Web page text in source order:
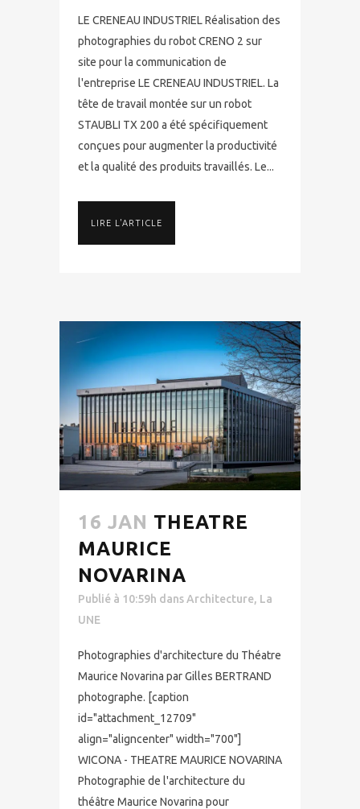
LE CRENEAU INDUSTRIEL Réalisation des
photographies du robot CRENO 2 sur
site pour la communication de
l'entreprise LE CRENEAU INDUSTRIEL. La
tête de travail montée sur un robot
STAUBLI TX 200 a été spécifiquement
conçues pour augmenter la productivité
et la qualité des produits travaillés. Le...
LIRE L'ARTICLE
16 JAN THEATRE
MAURICE
NOVARINA
Publié à 10:59h dansArchitecture, La
UNE
Photographies d'architecture du Théatre
Maurice Novarina par Gilles BERTRAND
photographe. [caption
id="attachment_12709"
align="aligncenter" width="700"]
WICONA - THEATRE MAURICE NOVARINA
Photographie de l'architecture du
théâtre Maurice Novarina pour